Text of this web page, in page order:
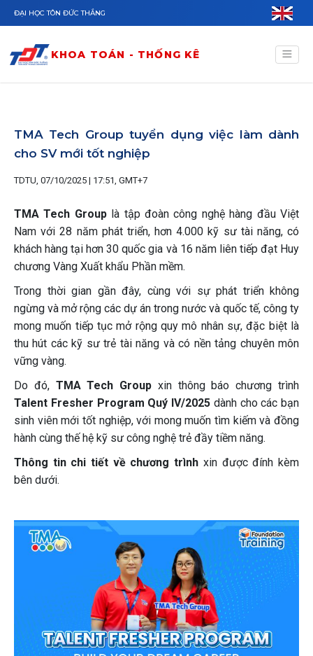
Nhảy đến nội dung
ĐẠI HỌC TÔN ĐỨC THẮNG
KHOA TOÁN - THỐNG KÊ
TMA Tech Group tuyển dụng việc làm dành
cho SV mới tốt nghiệp
TDTU, 07/10/2025 | 17:51, GMT+7
TMA Tech Grouplà tập đoàn công nghệ hàng đầu Việt
Nam với 28 năm phát triển, hơn 4.000 kỹ sư tài năng, có
khách hàng tại hơn 30 quốc gia và 16 năm liên tiếp đạt Huy
chương Vàng Xuất khẩu Phần mềm.
Trong thời gian gần đây, cùng với sự phát triển không
ngừng và mở rộng các dự án trong nước và quốc tế, công ty
mong muốn tiếp tục mở rộng quy mô nhân sự, đặc biệt là
thu hút các kỹ sư trẻ tài năng và có nền tảng chuyên môn
vững vàng.
Do đó, TMA Tech Group xin thông báo chương trình
Talent Fresher Program Quý IV/2025 dành cho các bạn
sinh viên mới tốt nghiệp, với mong muốn tìm kiếm và đồng
hành cùng thế hệ kỹ sư công nghệ trẻ đầy tiềm năng.
Thông tin chi tiết về chương trình xin được đính kèm
bên dưới.